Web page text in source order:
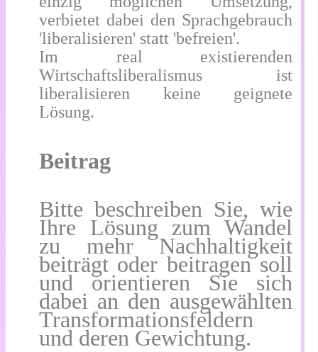
verbietet dabei den Sprachgebrauch
'liberalisieren' statt 'befreien'.
Im real existierenden
Wirtschaftsliberalismus ist
liberalisieren keine geignete
Lösung.
Beitrag
Bitte beschreiben Sie, wie
Ihre Lösung zum Wandel
zu mehr Nachhaltigkeit
beiträgt oder beitragen soll
und orientieren Sie sich
dabei an den ausgewählten
Transformationsfeldern
und deren Gewichtung.